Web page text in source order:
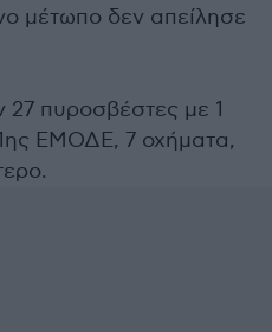
μέτωπο δεν απείλησε
27 πυροσβέστες με 1
ΕΜΟΔΕ, 7 οχήματα,